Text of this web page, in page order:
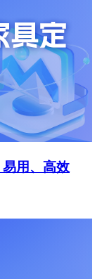
用、高效